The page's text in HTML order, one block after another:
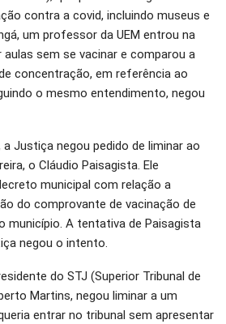
contra a covid, incluindo museus e
um professor da UEM entrou na
sem se vacinar e comparou a
concentração, em referência ao
o mesmo entendimento, negou
Justiça negou pedido de liminar ao
o Cláudio Paisagista. Ele
municipal com relação a
do comprovante de vacinação de
município. A tentativa de Paisagista
negou o intento.
do STJ (Superior Tribunal de
Martins, negou liminar a um
entrar no tribunal sem apresentar